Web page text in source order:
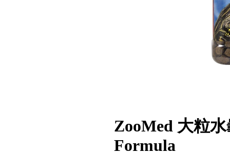
ZooMed 大粒
Formula